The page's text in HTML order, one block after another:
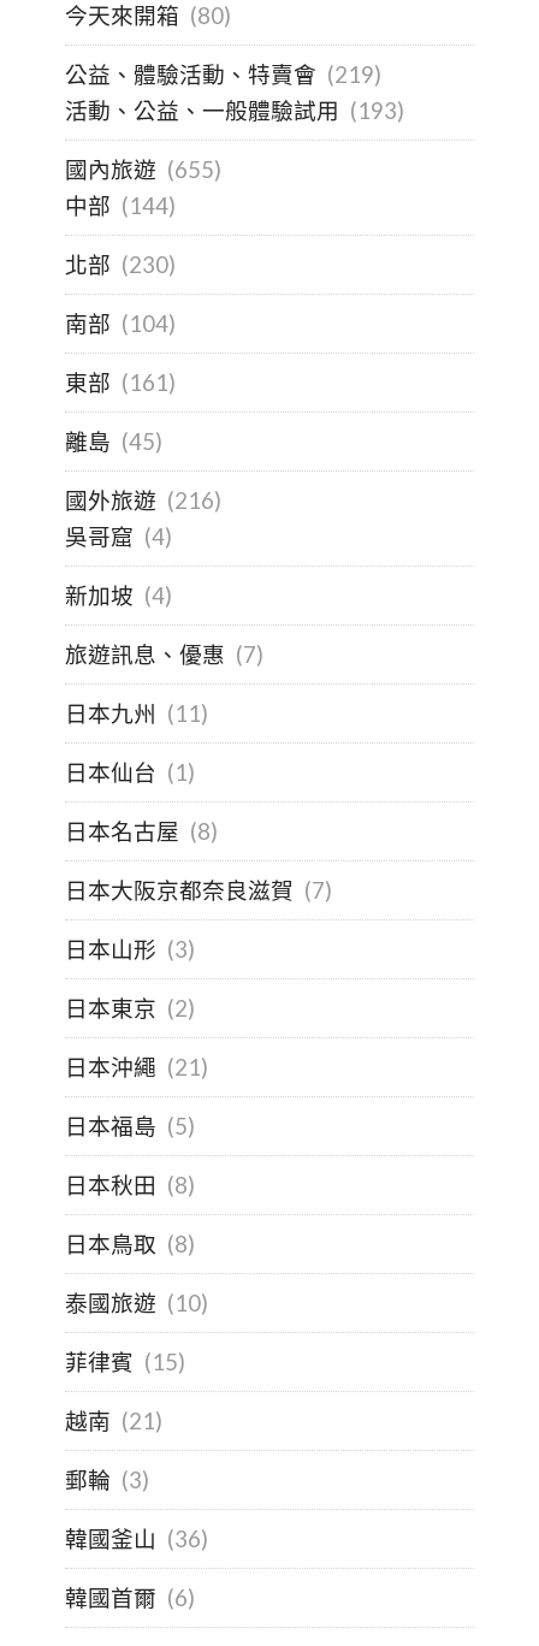
今天來開箱 (80)
公益、體驗活動、特賣會 (219)
活動、公益、一般體驗試用 (193)
國內旅遊 (655)
中部 (144)
北部 (230)
南部 (104)
東部 (161)
離島 (45)
國外旅遊 (216)
吳哥窟 (4)
新加坡 (4)
旅遊訊息、優惠 (7)
日本九州 (11)
日本仙台 (1)
日本名古屋 (8)
日本大阪京都奈良滋賀 (7)
日本山形 (3)
日本東京 (2)
日本沖繩 (21)
日本福島 (5)
日本秋田 (8)
日本鳥取 (8)
泰國旅遊 (10)
菲律賓 (15)
越南 (21)
郵輪 (3)
韓國釜山 (36)
韓國首爾 (6)